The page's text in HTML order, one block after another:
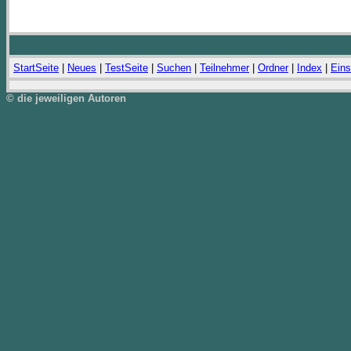
StartSeite Neues TestSeite Suchen Teilnehmer| Ordner| Index
© die jeweiligen Autoren